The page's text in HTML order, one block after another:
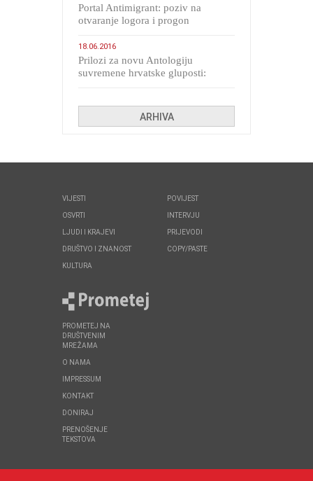
Portal Antimigrant: poziv na
otvaranje logora i progon
18.06.2016
Prilozi za novu Antologiju
suvremene hrvatske gluposti:
ARHIVA
VIJESTI
OSVRTI
LJUDI I KRAJEVI
DRUŠTVO I ZNANOST
KULTURA
POVIJEST
INTERVJU
PRIJEVODI
COPY/PASTE
PROMETEJ NA
DRUŠTVENIM
MREŽAMA
O NAMA
IMPRESSUM
KONTAKT
DONIRAJ
PRENOŠENJE
TEKSTOVA